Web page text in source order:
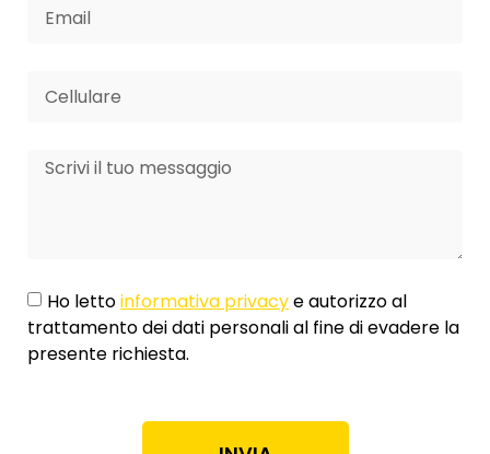
Ho lettoinformativa privacye autorizzo al
trattamento dei dati personali al fine di evadere la
presente richiesta.